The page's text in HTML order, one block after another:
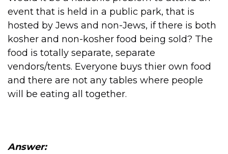
event that is held in a public park, that is
hosted by Jews and non-Jews, if there is both
kosher and non-kosher food being sold? The
food is totally separate, separate
vendors/tents. Everyone buys thier own food
and there are not any tables where people
will be eating all together.
Answer: